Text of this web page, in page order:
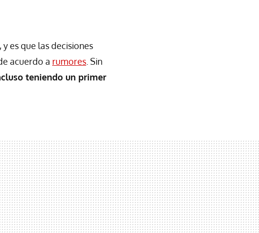
es que las decisiones
acuerdo a rumores . Sin
teniendo un primer